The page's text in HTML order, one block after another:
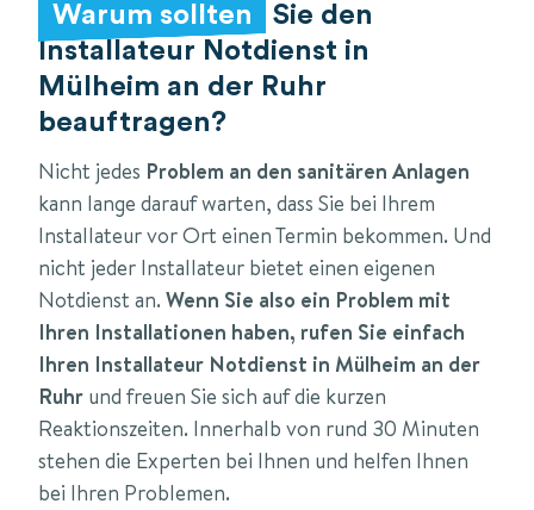
Warum sollten
Sie den
Installateur Notdienst in
Mülheim an der Ruhr
beauftragen?
Nicht jedes Problem an den sanitären Anlagen
kann lange darauf warten, dass Sie bei Ihrem
Installateur vor Ort einen Termin bekommen. Und
nicht jeder Installateur bietet einen eigenen
Notdienst an. Wenn Sie also ein Problem mit
Ihren Installationen haben, rufen Sie einfach
Ihren Installateur Notdienst in Mülheim an der
Ruhr und freuen Sie sich auf die kurzen
Reaktionszeiten. Innerhalb von rund 30 Minuten
stehen die Experten bei Ihnen und helfen Ihnen
bei Ihren Problemen.